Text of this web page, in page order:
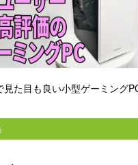
見た目も良い小型ゲーミング